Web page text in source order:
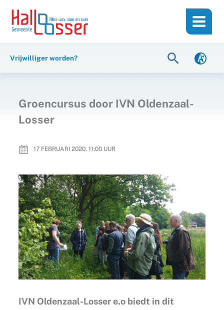
inhoud
naar
Vrijwilliger worden? Zoeken
Groencursus door IVN Oldenzaal-
Losser
17 FEBRUARI 2020, 11:00UUR
IVN Oldenzaal-Losser e.o biedt in dit